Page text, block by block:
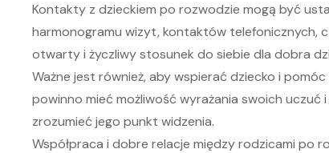
Kontakty z dzieckiem po rozwodzie mogą być
harmonogramu wizyt, kontaktów telefonicznych,
otwarty i życzliwy stosunek do siebie dla dobra
Ważne jest również, aby wspierać dziecko i
powinno mieć możliwość wyrażania swoich
zrozumieć jego punkt widzenia.
Współpraca i dobre relacje między rodzicami po